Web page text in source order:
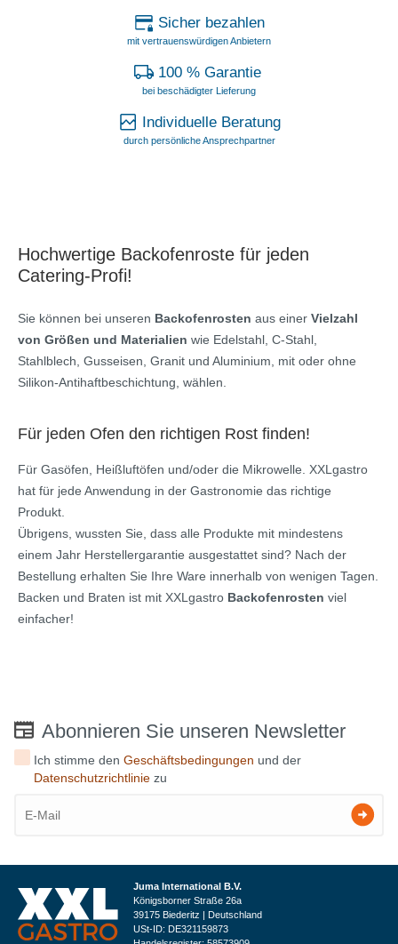
Sicher bezahlen
mit vertrauenswürdigen Anbietern
100 % Garantie
bei beschädigter Lieferung
Individuelle Beratung
durch persönliche Ansprechpartner
Hochwertige Backofenroste für jeden
Catering-Profi!
Sie können bei unseren Backofenrosten aus einer Vielzahl
von Größen und Materialien wie Edelstahl, C-Stahl,
Stahlblech, Gusseisen, Granit und Aluminium, mit oder ohne
Silikon-Antihaftbeschichtung, wählen.
Für jeden Ofen den richtigen Rost finden!
Für Gasöfen, Heißluftöfen und/oder die Mikrowelle. XXLgastro
hat für jede Anwendung in der Gastronomie das richtige
Produkt.
Übrigens, wussten Sie, dass alle Produkte mit mindestens
einem Jahr Herstellergarantie ausgestattet sind? Nach der
Bestellung erhalten Sie Ihre Ware innerhalb von wenigen Tagen.
Backen und Braten ist mit XXLgastro Backofenrosten viel
einfacher!
Abonnieren Sie unseren Newsletter
Ich stimme denGeschäftsbedingungen und der
Datenschutzrichtlinie zu
Juma International B.V.
Königsborner Straße 26a
39175 Biederitz | Deutschland
USt-ID: DE321159873